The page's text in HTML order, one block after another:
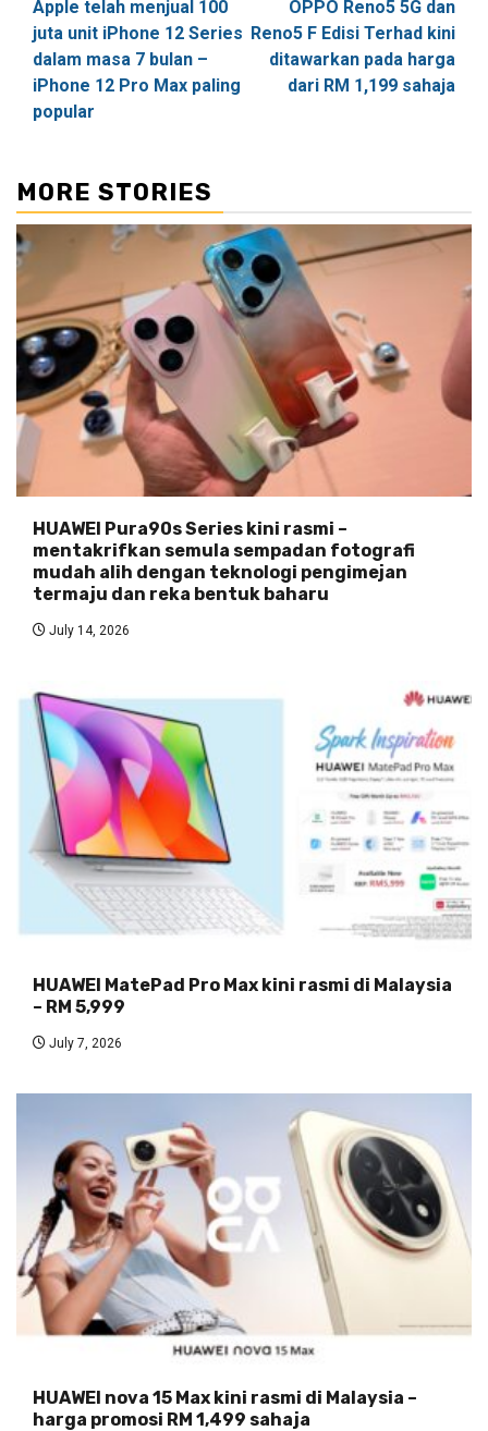
navigation
Apple telah menjual 100
juta unit iPhone 12 Series
dalam masa 7 bulan –
iPhone 12 Pro Max paling
popular
OPPO Reno5 5G dan
Reno5 F Edisi Terhad kini
ditawarkan pada harga
dari RM 1,199 sahaja
MORE STORIES
HUAWEI Pura90s Series kini rasmi –
mentakrifkan semula sempadan fotografi
mudah alih dengan teknologi pengimejan
termaju dan reka bentuk baharu
July 14, 2026
HUAWEI MatePad Pro Max kini rasmi di Malaysia
– RM 5,999
July 7, 2026
HUAWEI nova 15 Max kini rasmi di Malaysia –
harga promosi RM 1,499 sahaja